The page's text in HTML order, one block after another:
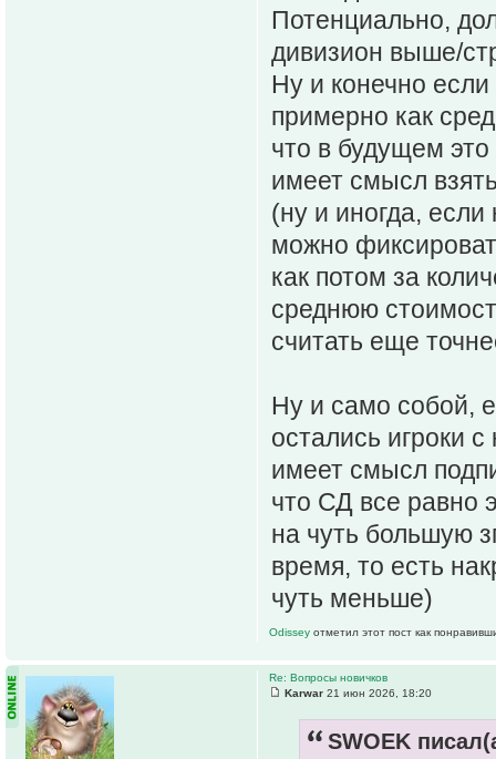
Потенциально,
дивизион выше/
Ну и конечно
примерно как
что в будущем это
имеет смысл
(ну и иногда, если
можно
как потом за
среднюю
считать еще
Ну и само собой,
остались игроки
имеет смысл
что СД все равно
на чуть большую
время, то есть
чуть меньше)
Odissey отметил этот пост как
Re: Вопросы новичков
Karwar 21 июн 2026, 18:20
SWOEK